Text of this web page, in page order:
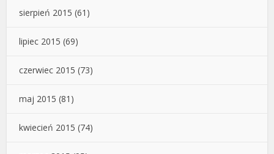
sierpień 2015 (61)
lipiec 2015 (69)
czerwiec 2015 (73)
maj 2015 (81)
kwiecień 2015 (74)